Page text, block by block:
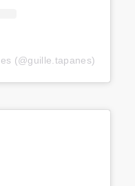
(@guille.tapanes)